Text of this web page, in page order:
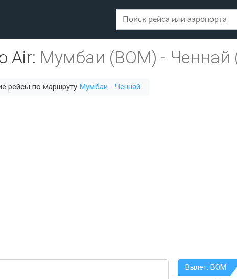
Air: Мумбаи (BOM) - Ченнай
рейсы по маршруту Мумбаи - Ченнай
Вылет: BOM